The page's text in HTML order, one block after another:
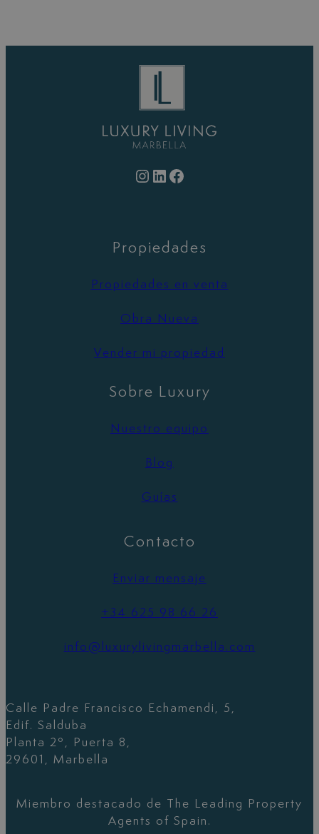
Instagram LinkedIn Facebook
Propiedades
Propiedades en venta
Obra Nueva
Vender mi propiedad
Sobre Luxury
Nuestro equipo
Blog
Guías
Contacto
Enviar mensaje
+34 625 98 66 26
info@luxurylivingmarbella.com
Calle Padre Francisco Echamendi, 5,
Edif. Salduba
Planta 2º, Puerta 8,
29601, Marbella
Miembro destacado de The Leading Property
Agents of Spain.